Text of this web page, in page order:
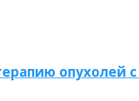
опухолей